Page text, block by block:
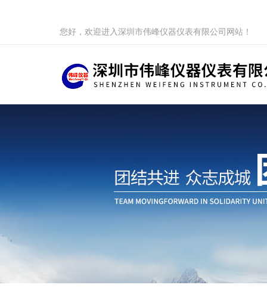
您好，欢迎进入深圳市伟峰仪器仪表有限公司网站！